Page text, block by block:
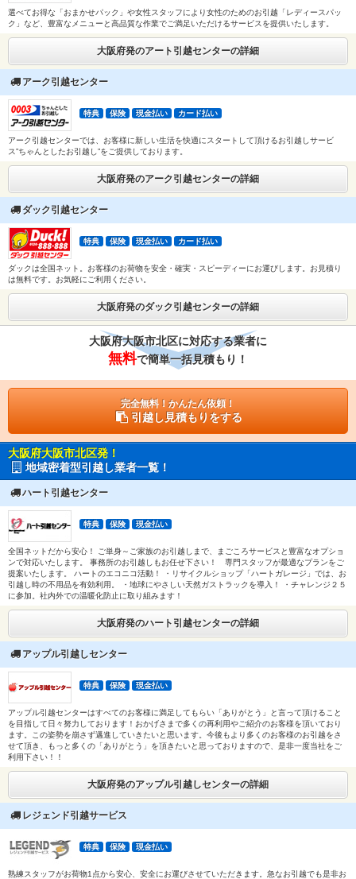
選べてお得な「おまかせパック」や女性スタッフにより女性のためのお引越「レディースパッ
ク」など、豊富なメニューと高品質な作業でご満足いただけるサービスを提供いたします。
大阪府発のアート引越センターの詳細
アーク引越センター
特典 保険 現金払い カード払い
アーク引越センターでは、お客様に新しい生活を快適にスタートして頂けるお引越しサービ
ス”ちゃんとしたお引越し”をご提供しております。
大阪府発のアーク引越センターの詳細
ダック引越センター
特典 保険 現金払い カード払い
ダックは全国ネット。お客様のお荷物を安全・確実・スピーディーにお運びします。お見積り
は無料です。お気軽にご利用ください。
大阪府発のダック引越センターの詳細
大阪府大阪市北区に対応する業者に
無料で簡単一括見積もり！
完全無料！かんたん依頼！
引越し見積もりをする
大阪府大阪市北区発！
地域密着型引越し業者一覧！
ハート引越センター
特典 保険 現金払い
全国ネットだから安心！ ご単身～ご家族のお引越しまで、まごころサービスと豊富なオプショ
ンで対応いたします。 事務所のお引越しもお任せ下さい！ 専門スタッフが最適なプランをご
提案いたします。 ハートのエコニコ活動！ ・リサイクルショップ「ハートガレージ」では、お
引越し時の不用品を有効利用。 ・地球にやさしい天然ガストラックを導入！ ・チャレンジ２５
に参加。社内外での温暖化防止に取り組みます！
大阪府発のハート引越センターの詳細
アップル引越しセンター
特典 保険 現金払い
アップル引越センターはすべてのお客様に満足してもらい「ありがとう」と言って頂けること
を目指して日々努力しております！おかげさまで多くの再利用やご紹介のお客様を頂いており
ます。この姿勢を崩さず邁進していきたいと思います。今後もより多くのお客様のお引越をさ
せて頂き、もっと多くの「ありがとう」を頂きたいと思っておりますので、是非一度当社をご
利用下さい！！
大阪府発のアップル引越しセンターの詳細
レジェンド引越サービス
特典 保険 現金払い
熟練スタッフがお荷物1点から安心、安全にお運びさせていただきます。急なお引越でも是非お